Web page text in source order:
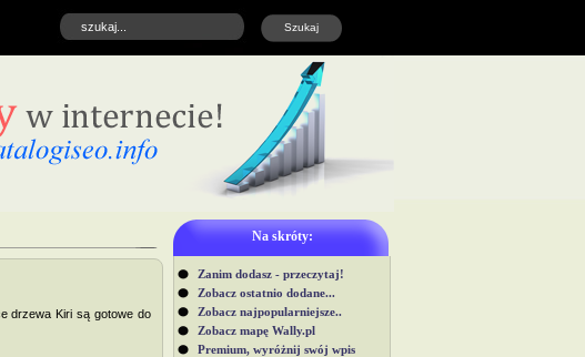
Na skróty:
Zanim dodasz - przeczytaj!
Zobacz ostatnio dodane...
Zobacz najpopularniejsze..
Zobacz mapę Wally.pl
Premium, wyróżnij swój wpis
drzewa Kiri są gotowe do